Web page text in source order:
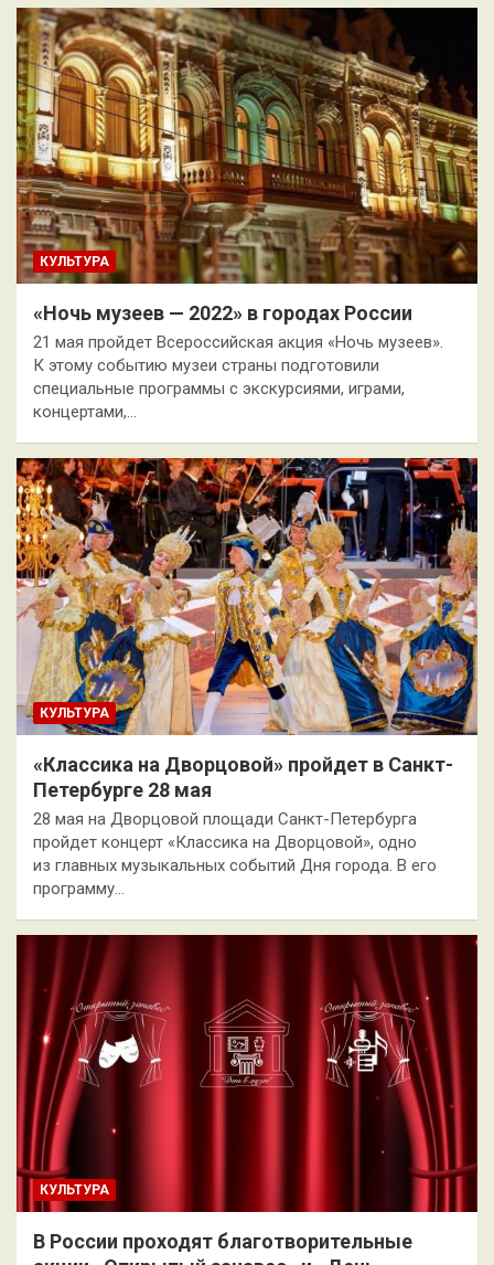
КУЛЬТУРА
«Ночь музеев — 2022» в городах России
21 мая пройдет Всероссийская акция «Ночь музеев».
К этому событию музеи страны подготовили
специальные программы с экскурсиями, играми,
концертами,…
КУЛЬТУРА
«Классика на Дворцовой» пройдет в Санкт-
Петербурге 28 мая
28 мая на Дворцовой площади Санкт-Петербурга
пройдет концерт «Классика на Дворцовой», одно
из главных музыкальных событий Дня города. В его
программу…
КУЛЬТУРА
В России проходят благотворительные